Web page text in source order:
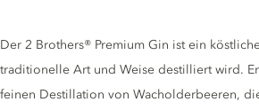
Gin description
Der 2 Brothers® Premium Gin ist ein
traditionelle Art und Weise destilliert wird.
feinen Destillation von Wacholderbeeren,